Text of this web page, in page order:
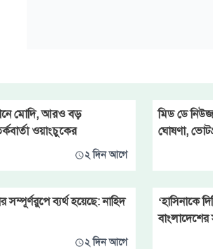
মোদি, আরও বড়
ওয়াংচুকের
২ দিন আগে
‍মিড ডে
ঘোষণা,
ব্যর্থ হয়েছে: নাহিদ
২ দিন আগে
‘হাসিনাকে
বাংলাদেশের